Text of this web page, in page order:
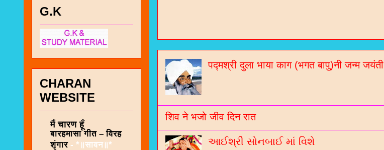
जोगीदान गढवी (चडीया) रचित रचनाओ
जनरल नॉलेज / मटीरीयल्स / भरती माहिती माटे
नंबर 9913051642 आपना गृपमां ऐड करो
पद्मश्री दुला भाया काग (भगत बापु)नी जन्म जयंती
शिव ने भजो जीव दिन रात
આઈશ્રી સોનબાઈ માં વિશે
G.K
CHARAN
WEBSITE
मैं चारण हूँ
बारहमासा गीत – विरह
शृंगार - *॥सावन॥*